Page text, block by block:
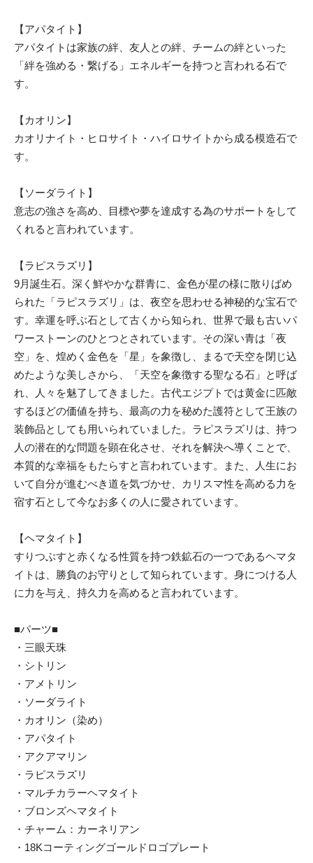
【アパタイト】
アパタイトは家族の絆、友人との絆、チームの絆といった
「絆を強める・繋げる」エネルギーを持つと言われる石で
す。
【カオリン】
カオリナイト・ヒロサイト・ハイロサイトから成る模造石で
す。
【ソーダライト】
意志の強さを高め、目標や夢を達成する為のサポートをして
くれると言われています。
【ラピスラズリ】
9月誕生石。深く鮮やかな群青に、金色が星の様に散りばめ
られた「ラピスラズリ」は、夜空を思わせる神秘的な宝石で
す。幸運を呼ぶ石として古くから知られ、世界で最も古いパ
ワーストーンのひとつとされています。その深い青は「夜
空」を、煌めく金色を「星」を象徴し、まるで天空を閉じ込
めたような美しさから、「天空を象徴する聖なる石」と呼ば
れ、人々を魅了してきました。古代エジプトでは黄金に匹敵
するほどの価値を持ち、最高の力を秘めた護符として王族の
装飾品としても用いられていました。ラピスラズリは、持つ
人の潜在的な問題を顕在化させ、それを解決へ導くことで、
本質的な幸福をもたらすと言われています。また、人生にお
いて自分が進むべき道を気づかせ、カリスマ性を高める力を
宿す石として今なお多くの人に愛されています。
【ヘマタイト】
すりつぶすと赤くなる性質を持つ鉄鉱石の一つであるヘマタ
イトは、勝負のお守りとして知られています。身につける人
に力を与え、持久力を高めると言われています。
■パーツ■
・三眼天珠
・シトリン
・アメトリン
・ソーダライト
・カオリン（染め）
・アパタイト
・アクアマリン
・ラピスラズリ
・マルチカラーヘマタイト
・ブロンズヘマタイト
・チャーム：カーネリアン
・18Kコーティングゴールドロゴプレート